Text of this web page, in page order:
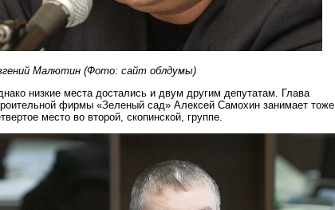
Малютин (Фото: сайт облдумы)
низкие места достались и двум другим депутатам. Глава
фирмы «Зеленый сад» Алексей Самохин занимает тоже
место во второй, скопинской, группе.